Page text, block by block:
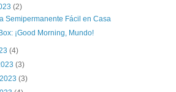
(2)
Semipermanente Fácil en Casa
¡Good Morning, Mundo!
(4)
(3)
(3)